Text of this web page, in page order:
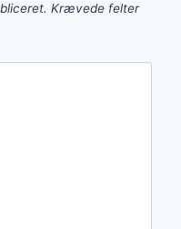
Krævede felter